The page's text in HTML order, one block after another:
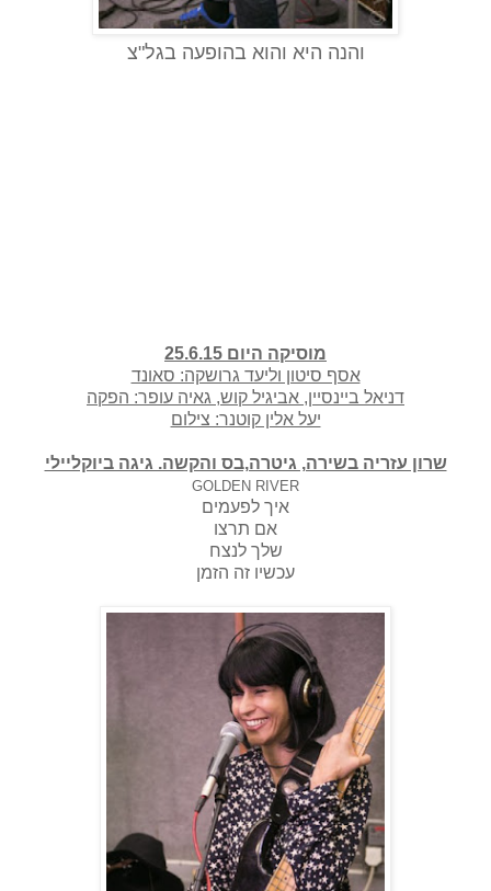
והנה היא והוא בהופעה בגל"צ
מוסיקה היום 25.6.15
אסף סיטון וליעד גרושקה: סאונד
דניאל ביינסיין, אביגיל קוש, גאיה עופר: הפקה
יעל אלין קוטנר: צילום
שרון עזריה בשירה, גיטרה,בס והקשה. גיגה ביוקליילי
GOLDEN RIVER
איך לפעמים
אם תרצו
שלך לנצח
עכשיו זה הזמן